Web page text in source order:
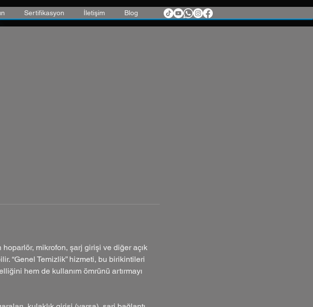
Sertifikasyon İletişim Blog
mikrofon, şarj girişi ve diğer açık
“Genel Temizlik” hizmeti, bu birikintileri
hem de kullanım ömrünü artırmayı